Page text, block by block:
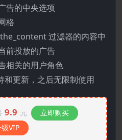
告的中央选项
格
过滤器的内容中
前投放的广告
相关的用户角色
和更新，之后无限制使用
9.9 元
立即购买
VIP